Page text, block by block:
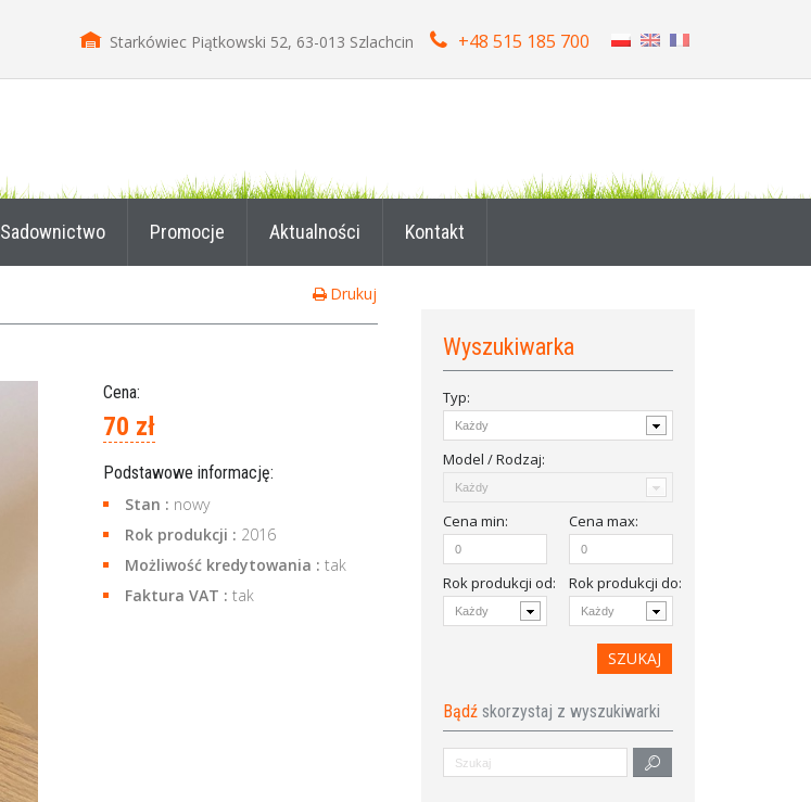
Starkówiec Piątkowski 52, 63-013 Szlachcin +48 515 185 700
Sadownictwo Promocje Aktualności Kontakt
Drukuj
Cena:
70 zł
Podstawowe informację:
Stan : nowy
Rok produkcji : 2016
Możliwość kredytowania : tak
Faktura VAT : tak
Wyszukiwarka
Typ:
Model / Rodzaj:
Cena min: Cena max:
Rok produkcji od: Rok produkcji do:
Bądź skorzystaj z wyszukiwarki